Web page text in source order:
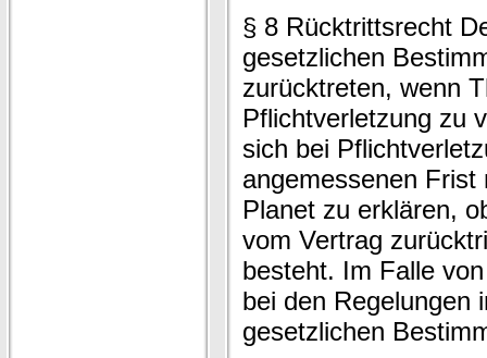
§ 8 Rücktrittsrecht
gesetzlichen
zurücktreten, wenn
Pflichtverletzung zu
sich bei
angemessenen Frist
Planet zu erklären,
vom Vertrag
besteht. Im Falle
bei den Regelungen
gesetzlichen